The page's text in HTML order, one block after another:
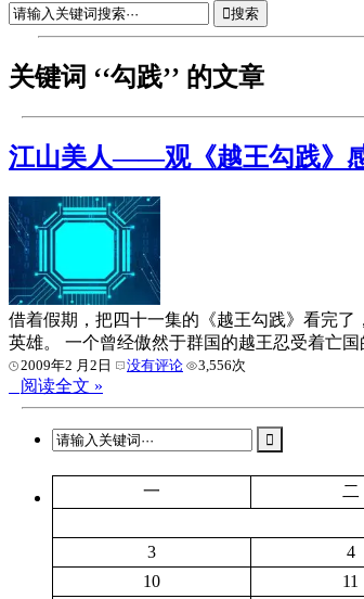
搜索
关键词 ‘‘勾践’’ 的文章
江山美人——观《越王勾践》
借着假期，把四十一集的《越王勾践》看完
英雄。 一个曾经傲然于群国的越王忍受着亡
2009年2 月2日 没有评论 3,556次
阅读全文 »
一
二
3
4
10
11